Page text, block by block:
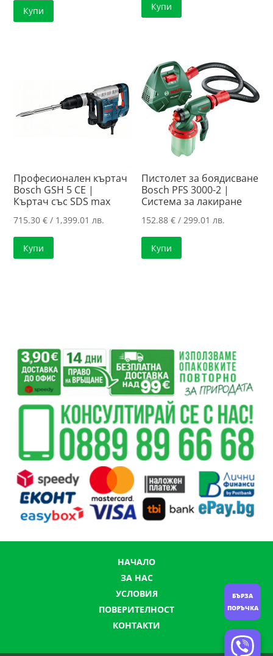
Купи Купи
Професионален къртач
Bosch GSH 5 CE |
Къртач със SDS max
715.30€ / 1,399.01 лв.
Купи
Пистолет за боядисване
Bosch PFS 3000-2 |
Система за лакиране
152.88€ / 299.01 лв.
Купи
НАЧАЛО
ЗА НАС
УСЛОВИЯ
ПОВЕРИТЕЛНОСТ
КОНТАКТИ
БЪРЗА
ПОРЪЧКА